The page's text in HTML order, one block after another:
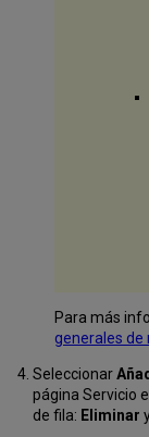
Para más
generales de
Seleccionar
página Servicio
de fila: Eliminar